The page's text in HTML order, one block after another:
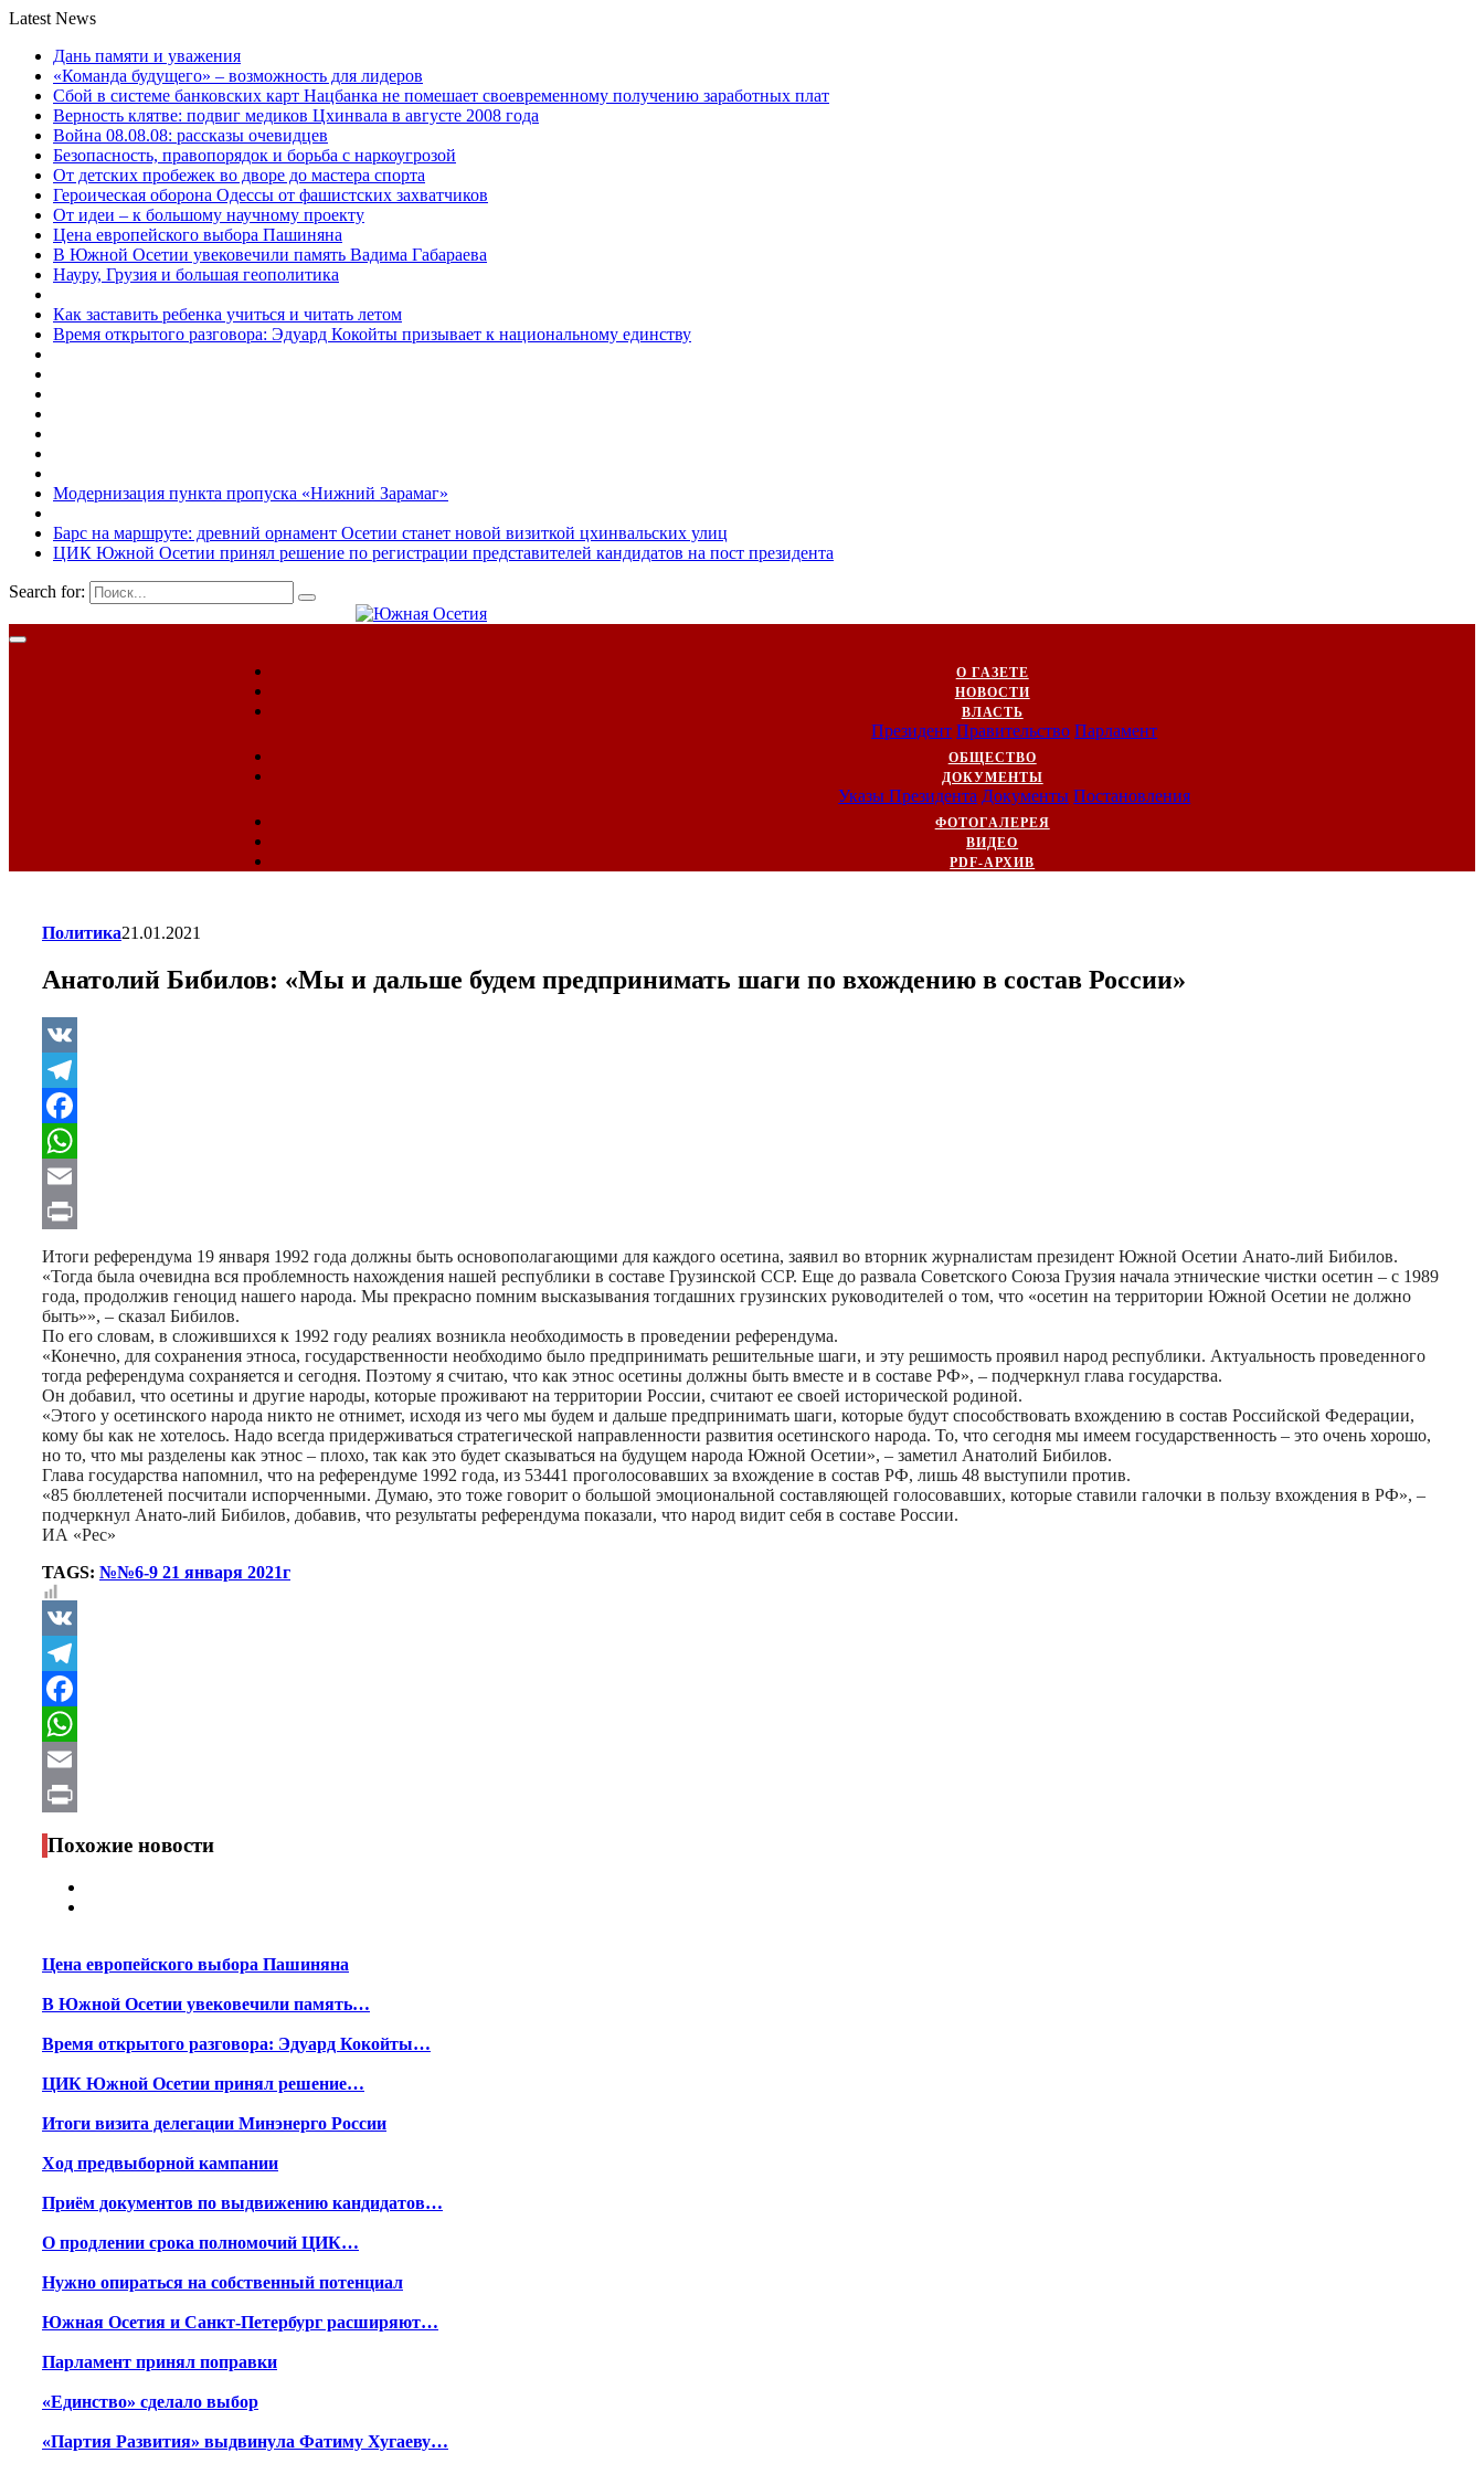
Latest News
Дань памяти и уважения
«Команда будущего» – возможность для лидеров
Сбой в системе банковских карт Нацбанка не помешает своевременному получению заработных плат
Верность клятве: подвиг медиков Цхинвала в августе 2008 года
Война 08.08.08: рассказы очевидцев
Безопасность, правопорядок и борьба с наркоугрозой
От детских пробежек во дворе до мастера спорта
Героическая оборона Одессы от фашистских захватчиков
От идеи – к большому научному проекту
Цена европейского выбора Пашиняна
В Южной Осетии увековечили память Вадима Габараева
Науру, Грузия и большая геополитика
Как заставить ребенка учиться и читать летом
Время открытого разговора: Эдуард Кокойты призывает к национальному единству
Модернизация пункта пропуска «Нижний Зарамаг»
Барс на маршруте: древний орнамент Осетии станет новой визиткой цхинвальских улиц
ЦИК Южной Осетии принял решение по регистрации представителей кандидатов на пост президента
Search for:
О ГАЗЕТЕ
НОВОСТИ
ВЛАСТЬ
Президент Правительство Парламент
ОБЩЕСТВО
ДОКУМЕНТЫ
Указы Президента Документы Постановления
ФОТОГАЛЕРЕЯ
ВИДЕО
PDF-АРХИВ
Политика21.01.2021
Анатолий Бибилов: «Мы и дальше будем предпринимать шаги по вхождению в состав России»
VK
Telegram
Facebook
WhatsApp
Email
Print
Итоги референдума 19 января 1992 года должны быть основополагающими для каждого осетина, заявил во вторник журналистам президент Южной Осетии Анато-лий Бибилов.
«Тогда была очевидна вся проблемность нахождения нашей республики в составе Грузинской ССР. Еще до развала Советского Союза Грузия начала этнические чистки осетин – с 1989
года, продолжив геноцид нашего народа. Мы прекрасно помним высказывания тогдашних грузинских руководителей о том, что «осетин на территории Южной Осетии не должно
быть»», – сказал Бибилов.
По его словам, в сложившихся к 1992 году реалиях возникла необходимость в проведении референдума.
«Конечно, для сохранения этноса, государственности необходимо было предпринимать решительные шаги, и эту решимость проявил народ республики. Актуальность проведенного
тогда референдума сохраняется и сегодня. Поэтому я считаю, что как этнос осетины должны быть вместе и в составе РФ», – подчеркнул глава государства.
Он добавил, что осетины и другие народы, которые проживают на территории России, считают ее своей исторической родиной.
«Этого у осетинского народа никто не отнимет, исходя из чего мы будем и дальше предпринимать шаги, которые будут способствовать вхождению в состав Российской Федерации,
кому бы как не хотелось. Надо всегда придерживаться стратегической направленности развития осетинского народа. То, что сегодня мы имеем государственность – это очень хорошо,
но то, что мы разделены как этнос – плохо, так как это будет сказываться на будущем народа Южной Осетии», – заметил Анатолий Бибилов.
Глава государства напомнил, что на референдуме 1992 года, из 53441 проголосовавших за вхождение в состав РФ, лишь 48 выступили против.
«85 бюллетеней посчитали испорченными. Думаю, это тоже говорит о большой эмоциональной составляющей голосовавших, которые ставили галочки в пользу вхождения в РФ», –
подчеркнул Анато-лий Бибилов, добавив, что результаты референдума показали, что народ видит себя в составе России.
ИА «Рес»
TAGS: №№6-9 21 января 2021г
VK
Telegram
Facebook
WhatsApp
Email
Print
Похожие новости
Цена европейского выбора Пашиняна
В Южной Осетии увековечили память…
Время открытого разговора: Эдуард Кокойты…
ЦИК Южной Осетии принял решение…
Итоги визита делегации Минэнерго России
Ход предвыборной кампании
Приём документов по выдвижению кандидатов…
О продлении срока полномочий ЦИК…
Нужно опираться на собственный потенциал
Южная Осетия и Санкт-Петербург расширяют…
Парламент принял поправки
«Единство» сделало выбор
«Партия Развития» выдвинула Фатиму Хугаеву…